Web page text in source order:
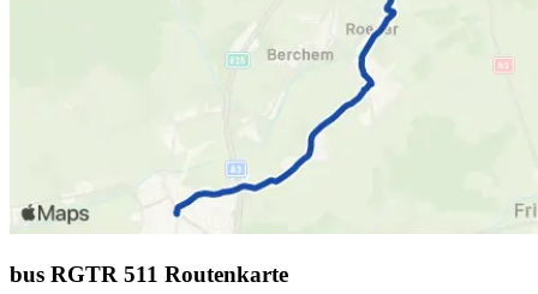
bus RGTR 511 Routenkarte